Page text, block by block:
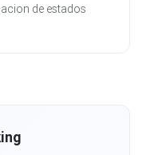
de estados